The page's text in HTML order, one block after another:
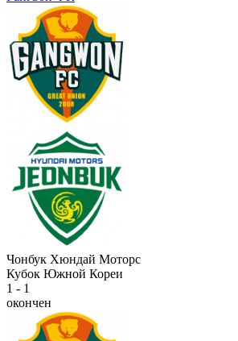
Чонбук Хюндай Моторс
Кубок Южной Кореи
1 - 1
окончен